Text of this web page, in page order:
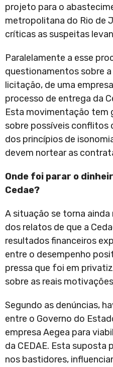
projeto para o
metropolitana do Rio de
críticas as suspeitas
Paralelamente a esse
questionamentos sobre
licitação, de uma
processo de entrega da
Esta movimentação tem
sobre possíveis conflitos
dos princípios de
devem nortear as
Onde foi parar o
Cedae?
A situação se torna
dos relatos de que a
resultados financeiros
entre o desempenho
pressa que foi em
sobre as reais
Segundo as denúncias,
entre o Governo do
empresa Aegea para
da CEDAE. Esta suposta
nos bastidores,